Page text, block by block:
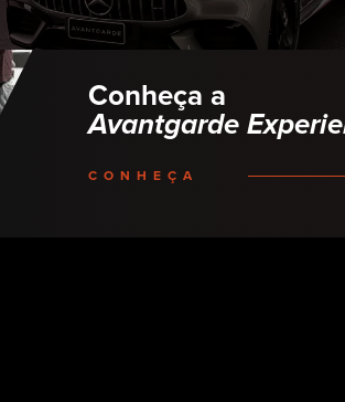
Conheça a
Avantgarde
CONHEÇA